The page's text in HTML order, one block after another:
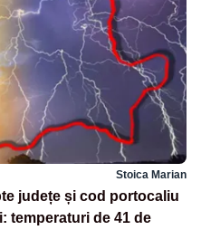
Stoica Marian
județe și cod portocaliu
temperaturi de 41 de